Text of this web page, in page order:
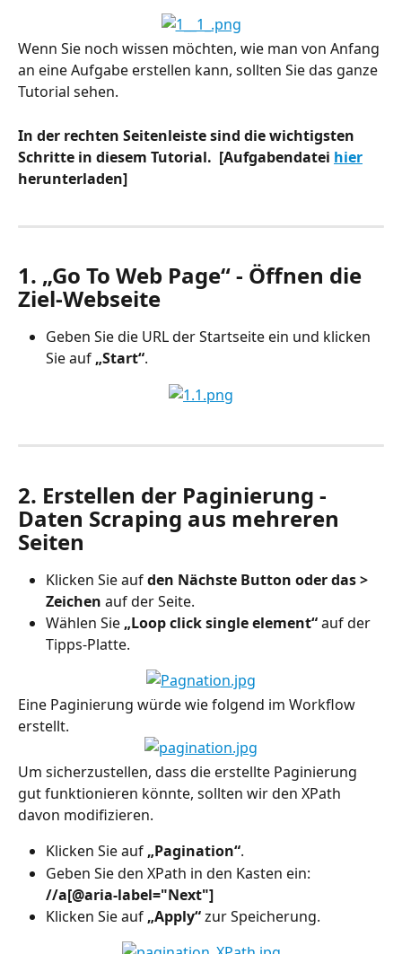
Wenn Sie noch wissen möchten, wie man von Anfang
an eine Aufgabe erstellen kann, sollten Sie das ganze
Tutorial sehen.
In der rechten Seitenleiste sind die wichtigsten
Schritte in diesem Tutorial.  [Aufgabendatei hier
herunterladen]
1. „Go To Web Page“ - Öffnen die
Ziel-Webseite
Geben Sie die URL der Startseite ein und klicken
Sie auf „Start“.
2. Erstellen der Paginierung -
Daten Scraping aus mehreren
Seiten
Klicken Sie auf den Nächste Button oder das >
Zeichen auf der Seite.
Wählen Sie „Loop click single element“ auf der
Tipps-Platte.
Eine Paginierung würde wie folgend im Workflow
erstellt.
Um sicherzustellen, dass die erstellte Paginierung
gut funktionieren könnte, sollten wir den XPath
davon modifizieren.
Klicken Sie auf „Pagination“.
Geben Sie den XPath in den Kasten ein:
//a[@aria-label="Next"]
Klicken Sie auf „Apply“ zur Speicherung.